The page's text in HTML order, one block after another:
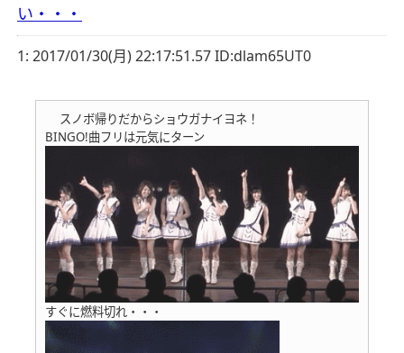
い・・・
1: 2017/01/30(月) 22:17:51.57 ID:dlam65UT0
スノボ帰りだからショウガナイヨネ！
BINGO!曲フリは元気にターン
すぐに燃料切れ・・・